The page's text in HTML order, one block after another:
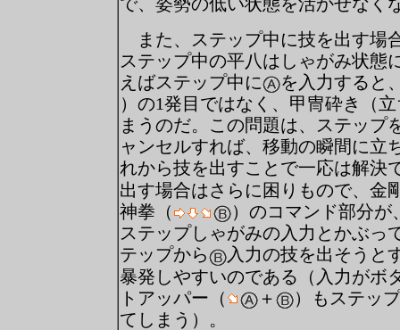
また、ステップ中に技を出す場
ステップ中の平八はしゃがみ状態
えばステップ中に
を入力すると
）の1発目ではなく、甲冑砕き（
まうのだ。この問題は、ステップ
ャンセルすれば、移動の瞬間に立
れから技を出すことで一応は解決
出す場合はさらに困りもので、金
神拳（
）のコマンド部分が
ステップしゃがみの入力とかぶっ
テップから
入力の技を出そうと
暴発しやすいのである（入力がボ
トアッパー（
＋
）もステッ
てしまう）。